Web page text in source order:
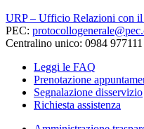
URP – Ufficio Relazioni con
PEC:
Centralino unico: 0984 977111
Leggi le FAQ
Prenotazione
Segnalazione disservizio
Richiesta assistenza